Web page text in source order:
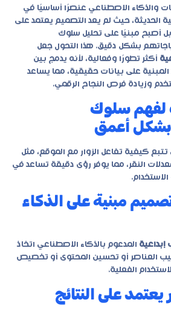
والذكاء الاصطناعي عنصرًا أساسيًا في
الحديثة، حيث لم يعد التصميم يعتمد على
أصبح مبنيًا على تحليل سلوك
بشكل دقيق. هذا التحول جعل
أكثر تطورًا وفعالية، لأنه يدمج بين
المبنية على بيانات حقيقية، مما يساعد
وزيادة فرص النجاح الرقمي.
لفهم سلوك
أعمق
تتبع كيفية تفاعل الزوار مع الموقع، مثل
النقر، مما يوفر رؤى دقيقة تساعد في
مبنية على الذكاء
المدعوم بالذكاء الاصطناعي اتخاذ
العناصر أو تحسين المحتوى أو تخصيص
الفعلية.
على النتائج